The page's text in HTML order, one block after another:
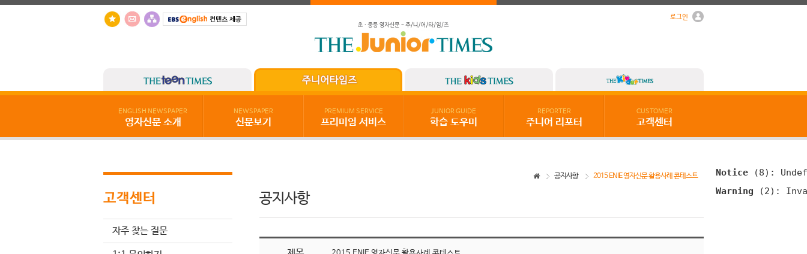
로그인
ENGLISH NEWSPAPER
영자신문 소개
NEWSPAPER
신문보기
PREMIUM SERVICE
프리미엄 서비스
JUNIOR GUIDE
학습 도우미
REPORTER
주니어 리포터
CUSTOMER
고객센터
Notice (8) :
Warning (2) :
고객센터
자주 찾는 질문
2015 ENIE 영자신문 활용사례 콘테스트
공지사항
공지사항